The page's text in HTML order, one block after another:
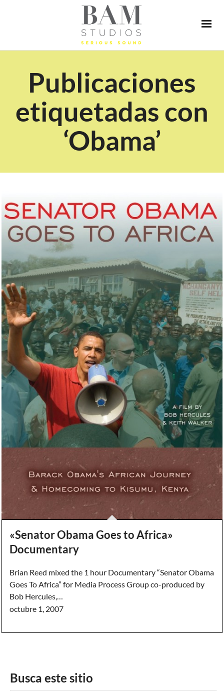
Publicaciones
etiquetadas con
‘Obama’
«Senator Obama Goes to Africa»
Documentary
Brian Reed mixed the 1 hour Documentary “Senator Obama
Goes To Africa” for Media Process Group co-produced by
Bob Hercules,…
octubre 1, 2007
Busca este sitio